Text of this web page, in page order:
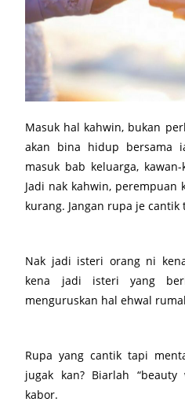
Masuk hal kahwin, bukan
akan bina hidup bersama
masuk bab keluarga,
Jadi nak kahwin,
kurang. Jangan rupa je
Nak jadi isteri orang ni
kena jadi isteri yang
menguruskan hal ehwal
Rupa yang cantik tapi
jugak kan? Biarlah
kabor.